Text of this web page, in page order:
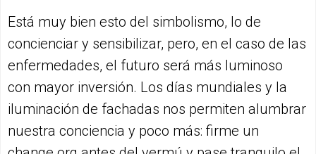
Está muy bien esto del simbolismo, lo de
concienciar y sensibilizar, pero, en el caso de las
enfermedades, el futuro será más luminoso
con mayor inversión. Los días mundiales y la
iluminación de fachadas nos permiten alumbrar
nuestra conciencia y poco más: firme un